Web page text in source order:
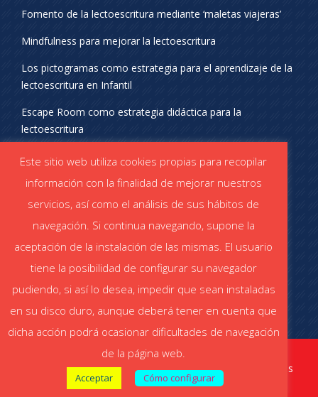
Fomento de la lectoescritura mediante ‘maletas viajeras’
Mindfulness para mejorar la lectoescritura
Los pictogramas como estrategia para el aprendizaje de la
lectoescritura en Infantil
Escape Room como estrategia didáctica para la
lectoescritura
¡SÍGUENOS EN REDES SOCIALES!
Catálogo STABILO (PDF) Catálogo ESCOLAR (PDF)
|Política de cookies|Política de privacidad redes
Este sitio web utiliza cookies propias para recopilar
información con la finalidad de mejorar nuestros
servicios, así como el análisis de sus hábitos de
navegación. Si continua navegando, supone la
aceptación de la instalación de las mismas. El usuario
tiene la posibilidad de configurar su navegador
pudiendo, si así lo desea, impedir que sean instaladas
en su disco duro, aunque deberá tener en cuenta que
dicha acción podrá ocasionar dificultades de navegación
de la página web.
Acceptar Cómo configurar